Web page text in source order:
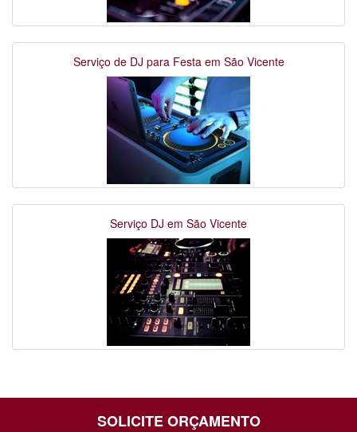
Serviço de DJ para Festa em São Vicente
Serviço DJ em São Vicente
SOLICITE ORÇAMENTO